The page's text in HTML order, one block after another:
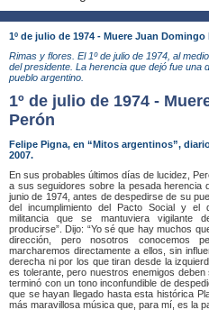
1º de julio de 1974 - Muere Juan Domingo
Rimas y flores. El 1º de julio de 1974, al
del presidente. La herencia que dejó fue una
pueblo argentino.
1º de julio de 1974 -
Perón
Felipe Pigna, en “Mitos argentinos”,
2007.
En sus probables últimos días de lucidez,
a sus seguidores sobre la pesada herencia
junio de 1974, antes de despedirse de su
del incumplimiento del Pacto Social y el
militancia que se mantuviera vigilante
producirse”. Dijo: “Yo sé que hay muchos
dirección, pero nosotros conocemos
marcharemos directamente a ellos, sin
derecha ni por los que tiran desde la
es tolerante, pero nuestros enemigos
terminó con un tono inconfundible de
que se hayan llegado hasta esta histórica
más maravillosa música que, para mí, es la